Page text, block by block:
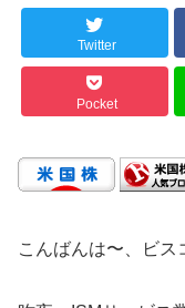
Twitter
Pocket
こんばんは〜、ビス